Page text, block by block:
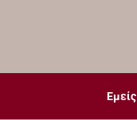
Εμείς